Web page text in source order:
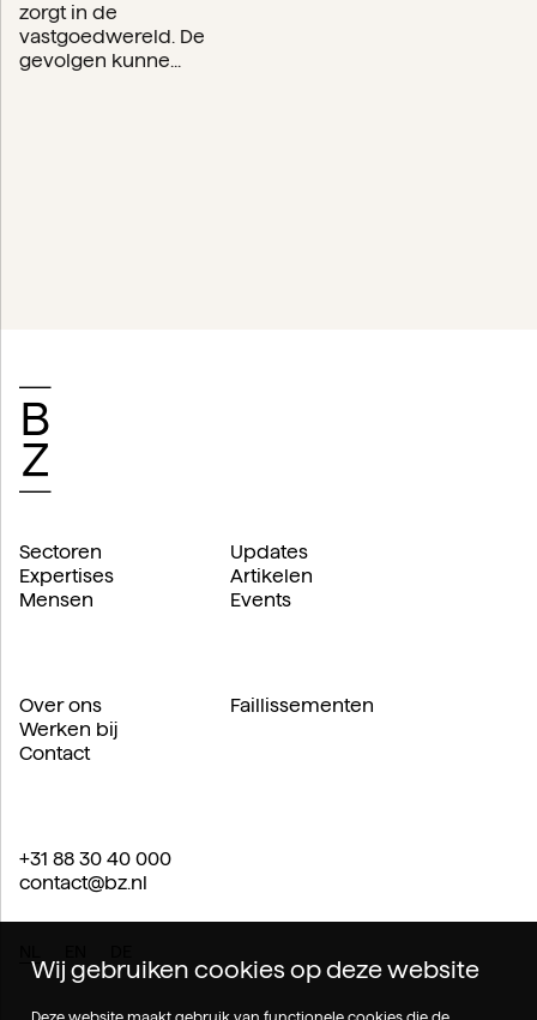
Wij gebruiken cookies op deze website
Deze website maakt gebruik van functionele cookies die de
zorgt in de
vastgoedwereld. De
gevolgen kunne...
Sectoren
Expertises
Mensen
Updates
Artikelen
Events
Over ons
Werken bij
Contact
Faillissementen
+31 88 30 40 000
contact@bz.nl